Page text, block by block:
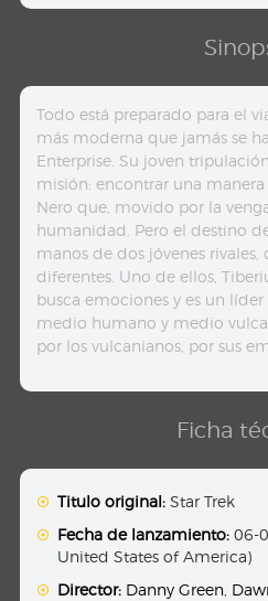
Todo está preparado para el
más moderna que jamás se
Enterprise. Su joven
misión: encontrar una
Nero que, movido por la
humanidad. Pero el destino
manos de dos jóvenes
diferentes. Uno de ellos,
busca emociones y es un líder
medio humano y medio
por los vulcanianos, por sus
Ficha
Titulo original: Star Trek
Fecha de lanzamiento: 06-
United States of America)
Director: Danny Green